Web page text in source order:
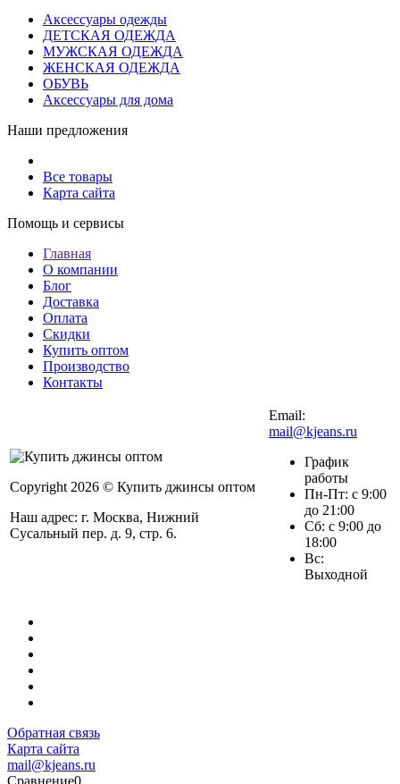
Аксессуары одежды
ДЕТСКАЯ ОДЕЖДА
МУЖСКАЯ ОДЕЖДА
ЖЕНСКАЯ ОДЕЖДА
ОБУВЬ
Аксессуары для дома
Наши предложения
Все товары
Карта сайта
Помощь и сервисы
Главная
О компании
Блог
Доставка
Оплата
Скидки
Купить оптом
Производство
Контакты
Copyright 2026 © Купить джинсы оптом
Наш адрес: г. Москва, Нижний
Сусальный пер. д. 9, стр. 6.
Email:
mail@kjeans.ru
График
работы
Пн-Пт: с 9:00
до 21:00
Сб: с 9:00 до
18:00
Вс:
Выходной
Обратная связь
Карта сайта
mail@kjeans.ru
Сравнение0